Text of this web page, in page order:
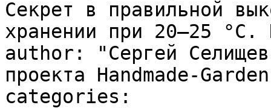
Секрет в правильной
хранении при 20–25
author: "Сергей
проекта Handmade-
categories: